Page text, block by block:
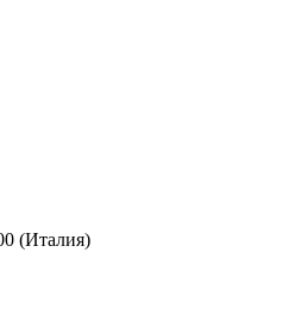
(Италия)